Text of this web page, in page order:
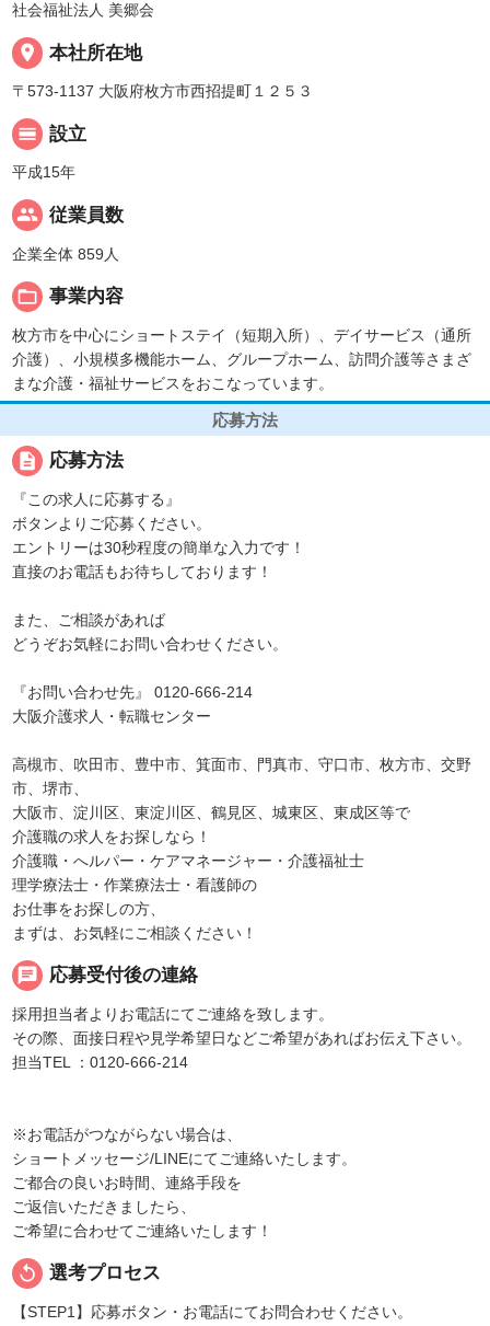
社会福祉法人 美郷会
place 本社所在地
〒573-1137 大阪府枚方市西招提町１２５３
calendar_view_day 設立
平成15年
people 従業員数
企業全体 859人
folder_open 事業内容
枚方市を中心にショートステイ（短期入所）、デイサービス（通所
介護）、小規模多機能ホーム、グループホーム、訪問介護等さまざ
まな介護・福祉サービスをおこなっています。
応募方法
description 応募方法
『この求人に応募する』
ボタンよりご応募ください。
エントリーは30秒程度の簡単な入力です！
直接のお電話もお待ちしております！
また、ご相談があれば
どうぞお気軽にお問い合わせください。
『お問い合わせ先』 0120-666-214
大阪介護求人・転職センター
高槻市、吹田市、豊中市、箕面市、門真市、守口市、枚方市、交野
市、堺市、
大阪市、淀川区、東淀川区、鶴見区、城東区、東成区等で
介護職の求人をお探しなら！
介護職・へルパー・ケアマネージャー・介護福祉士
理学療法士・作業療法士・看護師の
お仕事をお探しの方、
まずは、お気軽にご相談ください！
chat 応募受付後の連絡
採用担当者よりお電話にてご連絡を致します。
その際、面接日程や見学希望日などご希望があればお伝え下さい。
担当TEL ：0120-666-214
※お電話がつながらない場合は、
ショートメッセージ/LINEにてご連絡いたします。
ご都合の良いお時間、連絡手段を
ご返信いただきましたら、
ご希望に合わせてご連絡いたします！
replay 選考プロセス
【STEP1】応募ボタン・お電話にてお問合わせください。